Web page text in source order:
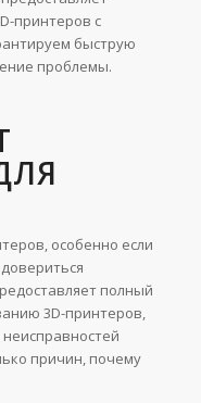
принтеров с
быструю
проблемы.
особенно если
полный
3D-принтеров,
причин, почему